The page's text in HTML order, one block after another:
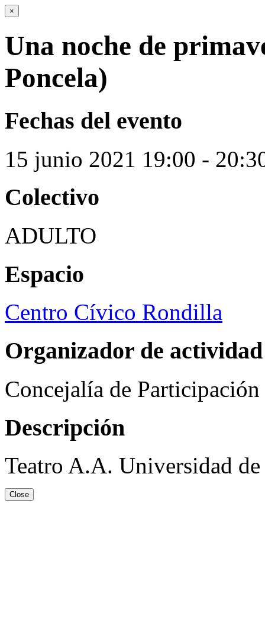
×
Una noche de
Poncela)
Fechas del evento
15 junio 2021 19:00 -
Colectivo
ADULTO
Espacio
Centro Cívico Rondilla
Organizador de actividad
Concejalía de
Descripción
Teatro A.A. Universidad
Close